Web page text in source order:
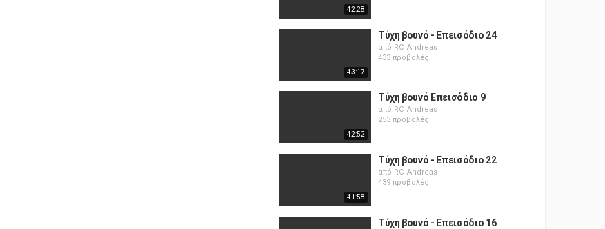
42:28
43:17
Τύχη βουνό - Επεισόδιο 24
από RC_Andreas
433 προβολές
42:52
Τύχη βουνό Επεισόδιο 9
από RC_Andreas
253 προβολές
41:58
Τύχη βουνό - Επεισόδιο 22
από RC_Andreas
439 προβολές
Τύχη βουνό - Επεισόδιο 16